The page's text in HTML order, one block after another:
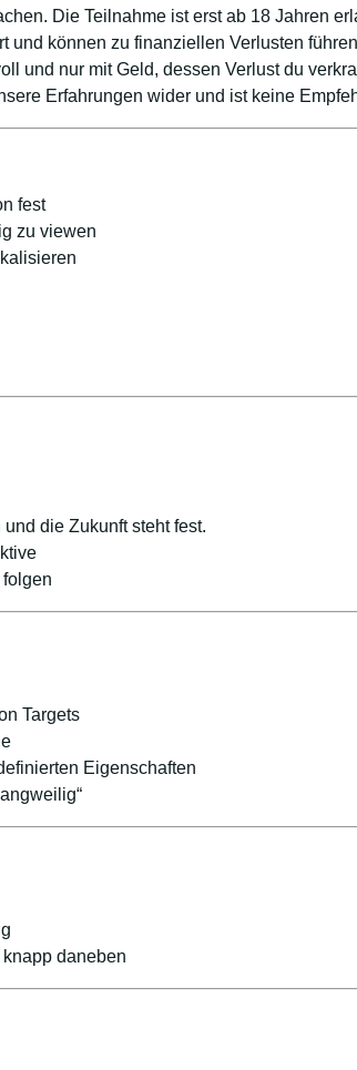
Die Teilnahme ist erst ab 18 Jahren
und können zu finanziellen Verlusten
und nur mit Geld, dessen Verlust du
Erfahrungen wider und ist keine
fest
zu viewen
die Zukunft steht fest.
Targets
Eigenschaften
daneben